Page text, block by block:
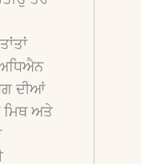
ਦੀਆਂ
ਅਤੇ